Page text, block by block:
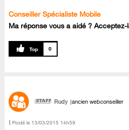
Conseiller Spécialiste Mobile
Ma réponse vous a aidé ?
0
Rudy ancien webconseiller
Posté le ‎13/03/2015 14h59